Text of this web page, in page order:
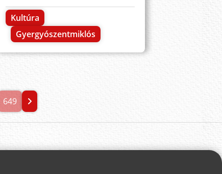
Kultúra
Gyergyószentmiklós
649